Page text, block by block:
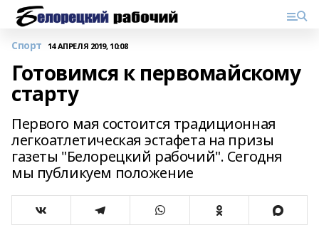
Спорт 14 АПРЕЛЯ 2019, 10:08
Готовимся к первомайскому
старту
Первого мая состоится традиционная
легкоатлетическая эстафета на призы
газеты "Белорецкий рабочий". Сегодня
мы публикуем положение